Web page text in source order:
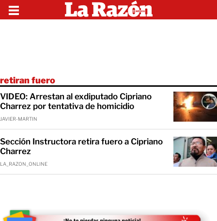
retiran fuero
VIDEO: Arrestan al exdiputado Cipriano
Charrez por tentativa de homicidio
JAVIER-MARTIN
Sección Instructora retira fuero a Cipriano
Charrez
LA_RAZON_ONLINE